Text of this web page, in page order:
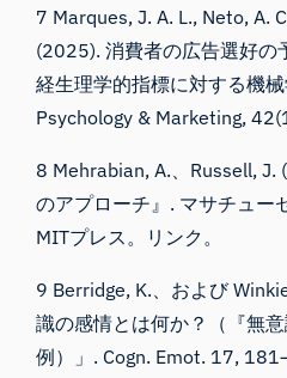
7 Marques, J. A. L., Neto, A.
(2025). 消費者の広告選好の
経生理学的指標に対する機
Psychology & Marketing,
8 Mehrabian, A.、Russell,
のアプローチ』. マサチュー
MITプレス。
リンク。
9 Berridge, K.、および
識の感情とは何か？（『無
例）」. Cogn. Emot. 17,